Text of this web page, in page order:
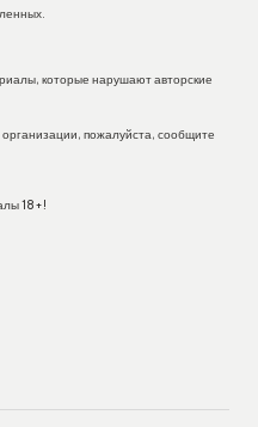
которые нарушают авторские
пожалуйста, сообщите
18+!